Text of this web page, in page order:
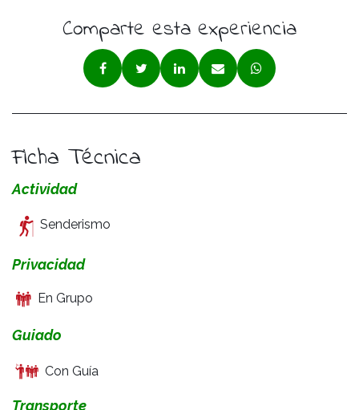
Comparte esta experiencia
Ficha Técnica
Actividad
Senderismo
Privacidad
En Grupo
Guiado
Con Guía
Transporte